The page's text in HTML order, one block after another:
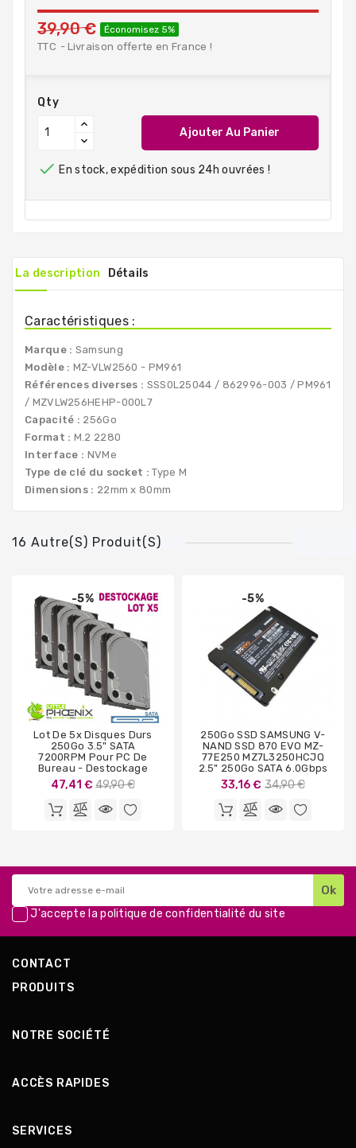
39,90 € Économisez 5%
TTC Livraison offerte en France !
Qty
Ajouter Au Panier
 En stock, expédition sous 24h ouvrées !
La description Détails
Caractéristiques :
Marque : Samsung
Modèle : MZ-VLW2560 - PM961
Références diverses : SSS0L25044 / 862996-003 / PM961
/ MZVLW256HEHP-000L7
Capacité : 256Go
Format : M.2 2280
Interface : NVMe
Type de clé du socket : Type M
Dimensions : 22mm x 80mm
16 Autre(s) Produit(s)
-5%
Lot De 5x Disques Durs
250Go 3.5" SATA
7200RPM Pour PC De
Bureau - Destockage
47,41 € Prix
base
49,90 €
-5%
250Go SSD SAMSUNG V-
NAND SSD 870 EVO MZ-
77E250 MZ7L3250HCJQ
2.5" 250Go SATA 6.0Gbps
33,16 € Prix
base
34,90 €
J'accepte lapolitique de confidentialité du site
CONTACT
PRODUITS
NOTRE SOCIÉTÉ
ACCÈS RAPIDES
SERVICES